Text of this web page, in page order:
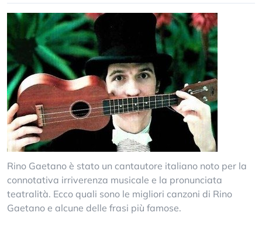
Rino Gaetano è stato un cantautore italiano noto per la
connotativa irriverenza musicale e la pronunciata
teatralità. Ecco quali sono le migliori canzoni di Rino
Gaetano e alcune delle frasi più famose.